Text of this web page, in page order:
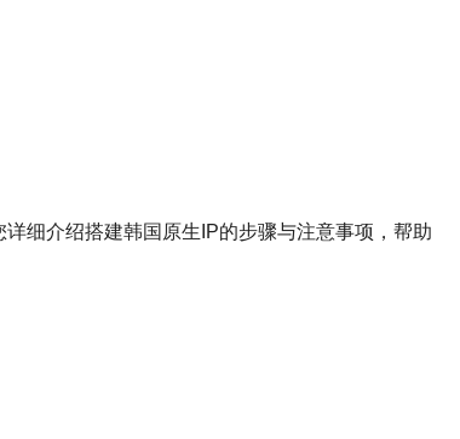
细介绍搭建韩国原生IP的步骤与注意事项，帮助